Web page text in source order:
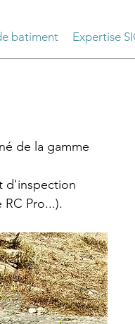
batiment Expertise
de la gamme
d'inspection
Pro...).